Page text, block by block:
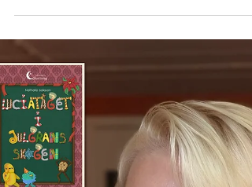
Magdalena marknad i Rinkaby.